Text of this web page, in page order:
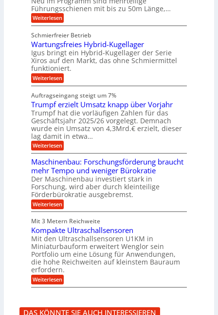
m
g
e
b
u
n
g
e
n
e
H
u
b
e
w
e
g
u
n
g
e
t
i
v
e
n
d
M
a
s
c
h
i
e
n
b
a
u
e
r
k
z
e
u
g
k
r
e
i
s
a
u
f
Führungsschienen mit bis zu 50m Länge,…
Weiterlesen:
K
g
e
l
s
c
h
i
e
e
n
f
ü
h
r
u
n
g
e
n
B
S
C
L
w
e
i
t
e
r
e
n
t
w
i
c
k
e
Schmierfreier Betrieb
Wartungsfreies Hybrid-Kugellager
Igus bringt ein Hybrid-Kugellager der Serie
Xiros auf den Markt, das ohne Schmiermittel
funktioniert.
Weiterlesen:
W
r
t
u
n
g
s
r
e
e
s
H
y
b
r
i
d
-
u
g
e
l
a
g
e
r
Auftragseingang steigt um 7%
Trumpf erzielt Umsatz knapp über Vorjahr
Trumpf hat die vorläufigen Zahlen für das
Geschäftsjahr 2025/26 vorgelegt. Demnach
wurde ein Umsatz von 4,3Mrd.€ erzielt, dieser
lag damit in etwa…
Weiterlesen:
T
u
m
p
f
e
r
z
i
e
t
U
m
s
a
t
z
k
n
p
Maschinenbau: Forschungsförderung braucht
mehr Tempo und weniger Bürokratie
Der Maschinenbau investiert stark in
Forschung, wird aber durch kleinteilige
Förderbürokratie ausgebremst.
Weiterlesen:
M
s
c
h
i
n
e
n
b
a
u
r
Mit 3 Metern Reichweite
Kompakte Ultraschallsensoren
Mit den Ultraschallsensoren U1KM in
Miniaturbauform erweitert Wenglor sein
Portfolio um eine Lösung für Anwendungen,
die hohe Reichweiten auf kleinstem Bauraum
erfordern.
Weiterlesen:
K
p
a
DAS KÖNNTE SIE AUCH INTERESSIEREN